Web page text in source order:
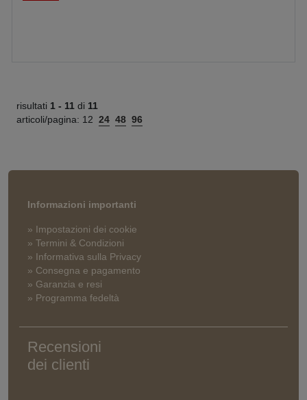
risultati 1 - 11 di 11
articoli/pagina: 12 24 48 96
Informazioni importanti
» Impostazioni dei cookie
» Termini & Condizioni
» Informativa sulla Privacy
» Consegna e pagamento
» Garanzia e resi
» Programma fedeltà
Recensioni
dei clienti